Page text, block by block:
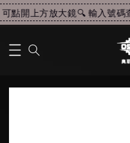
點開上方放大鏡🔍 輸入號碼